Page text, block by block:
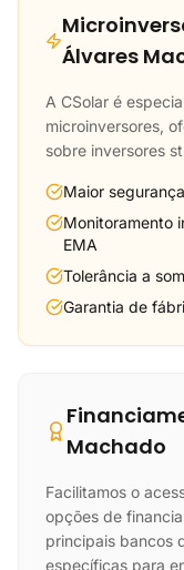
Álvares
A CSolar é
microinversores,
sobre inversores
Maior
Monitoramento
EMA
Tolerância a
Garantia de
Machado
Facilitamos o
opções de
principais bancos
específicas para